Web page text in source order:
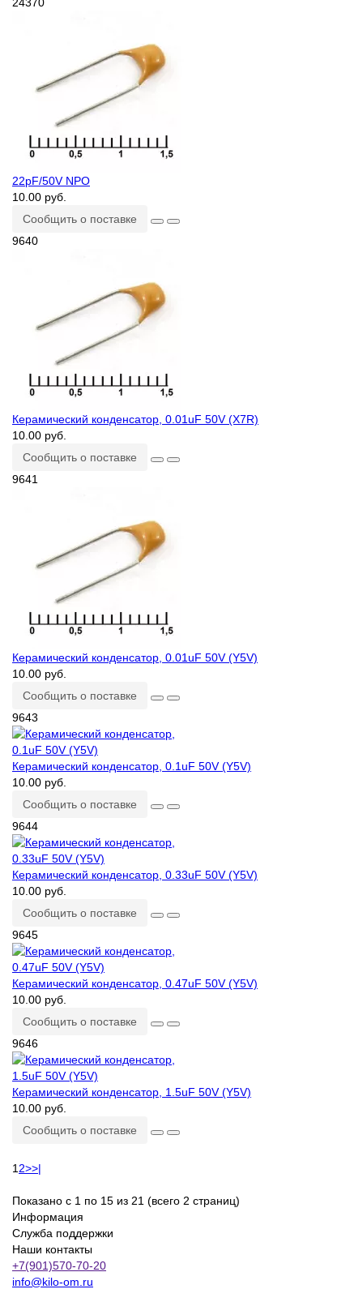
22pF/50V NPO
10.00 руб.
Сообщить о поставке
9640
Керамический конденсатор, 0.01uF 50V (X7R)
10.00 руб.
Сообщить о поставке
9641
Керамический конденсатор, 0.01uF 50V (Y5V)
10.00 руб.
Сообщить о поставке
9643
Керамический конденсатор, 0.1uF 50V (Y5V)
10.00 руб.
Сообщить о поставке
9644
Керамический конденсатор, 0.33uF 50V (Y5V)
10.00 руб.
Сообщить о поставке
9645
Керамический конденсатор, 0.47uF 50V (Y5V)
10.00 руб.
Сообщить о поставке
9646
Керамический конденсатор, 1.5uF 50V (Y5V)
10.00 руб.
Сообщить о поставке
1 2>>|
Показано с 1 по 15 из 21 (всего 2 страниц)
Информация
Служба поддержки
Наши контакты
+7(901)570-70-20
info@kilo-om.ru